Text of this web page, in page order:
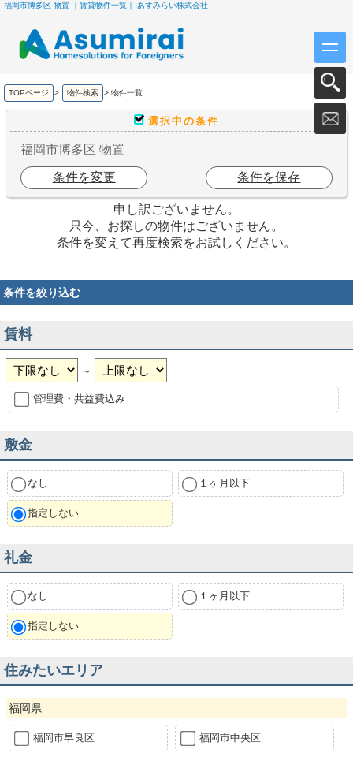
福岡市博多区 物置 ｜賃貸物件一覧｜ あすみらい株式会社
TOPページ > 物件検索 > 物件一覧
選択中の条件
福岡市博多区 物置
条件を変更 条件を保存
申し訳ございません。
只今、お探しの物件はございません。
条件を変えて再度検索をお試しください。
条件を絞り込む
賃料
～
管理費・共益費込み
敷金
なし １ヶ月以下
指定しない
礼金
なし １ヶ月以下
指定しない
住みたいエリア
福岡県
福岡市早良区 福岡市中央区